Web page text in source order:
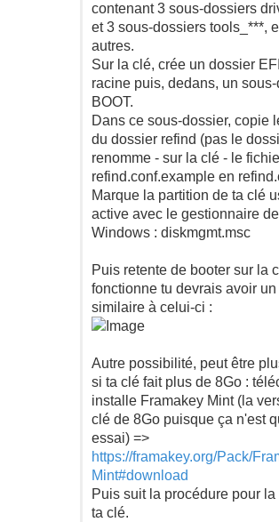
contenant 3 sous-dossiers
et 3 sous-dossiers tools_***,
autres.
Sur la clé, crée un dossier
racine puis, dedans, un
BOOT.
Dans ce sous-dossier, copie
du dossier refind (pas le
renomme - sur la clé - le
refind.conf.example en
Marque la partition de ta clé
active avec le gestionnaire
Windows : diskmgmt.msc
Puis retente de booter sur la
fonctionne tu devrais avoir un
similaire à celui-ci :
Autre possibilité, peut être
si ta clé fait plus de 8Go :
installe Framakey Mint (la
clé de 8Go puisque ça n'est
essai) =>
https://framakey.org/Pack/
Mint#download
Puis suit la procédure pour
ta clé.